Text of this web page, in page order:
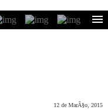
12 de MarÃ§o, 2015